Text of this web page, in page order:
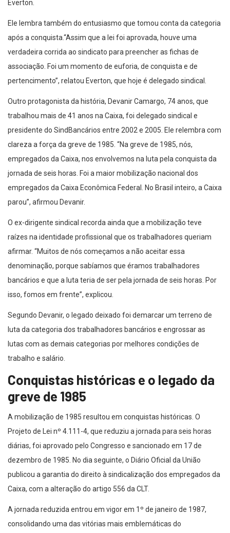
Everton.
Ele lembra também do entusiasmo que tomou conta da categoria
após a conquista.“Assim que a lei foi aprovada, houve uma
verdadeira corrida ao sindicato para preencher as fichas de
associação. Foi um momento de euforia, de conquista e de
pertencimento”, relatou Everton, que hoje é delegado sindical.
Outro protagonista da história, Devanir Camargo, 74 anos, que
trabalhou mais de 41 anos na Caixa, foi delegado sindical e
presidente do SindBancários entre 2002 e 2005. Ele relembra com
clareza a força da greve de 1985. “Na greve de 1985, nós,
empregados da Caixa, nos envolvemos na luta pela conquista da
jornada de seis horas. Foi a maior mobilização nacional dos
empregados da Caixa Econômica Federal. No Brasil inteiro, a Caixa
parou”, afirmou Devanir.
O ex-dirigente sindical recorda ainda que a mobilização teve
raízes na identidade profissional que os trabalhadores queriam
afirmar. “Muitos de nós começamos a não aceitar essa
denominação, porque sabíamos que éramos trabalhadores
bancários e que a luta teria de ser pela jornada de seis horas. Por
isso, fomos em frente”, explicou.
Segundo Devanir, o legado deixado foi demarcar um terreno de
luta da categoria dos trabalhadores bancários e engrossar as
lutas com as demais categorias por melhores condições de
trabalho e salário.
Conquistas históricas e o legado da
greve de 1985
A mobilização de 1985 resultou em conquistas históricas. O
Projeto de Lei nº 4.111-4, que reduziu a jornada para seis horas
diárias, foi aprovado pelo Congresso e sancionado em 17 de
dezembro de 1985. No dia seguinte, o Diário Oficial da União
publicou a garantia do direito à sindicalização dos empregados da
Caixa, com a alteração do artigo 556 da CLT.
A jornada reduzida entrou em vigor em 1º de janeiro de 1987,
consolidando uma das vitórias mais emblemáticas do